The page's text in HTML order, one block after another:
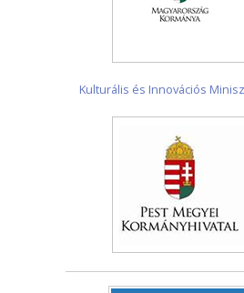
Kulturális és Innovációs